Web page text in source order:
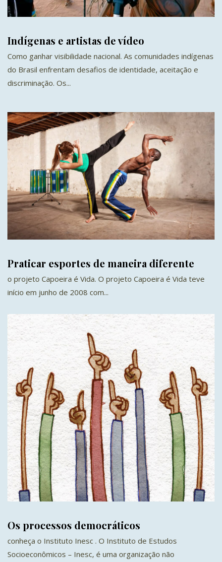
Indígenas e artistas de vídeo
Como ganhar visibilidade nacional. As comunidades indígenas
do Brasil enfrentam desafios de identidade, aceitação e
discriminação. Os...
Praticar esportes de maneira diferente
o projeto Capoeira é Vida. O projeto Capoeira é Vida teve
início em junho de 2008 com...
Os processos democráticos
conheça o Instituto Inesc . O Instituto de Estudos
Socioeconômicos – Inesc, é uma organização não